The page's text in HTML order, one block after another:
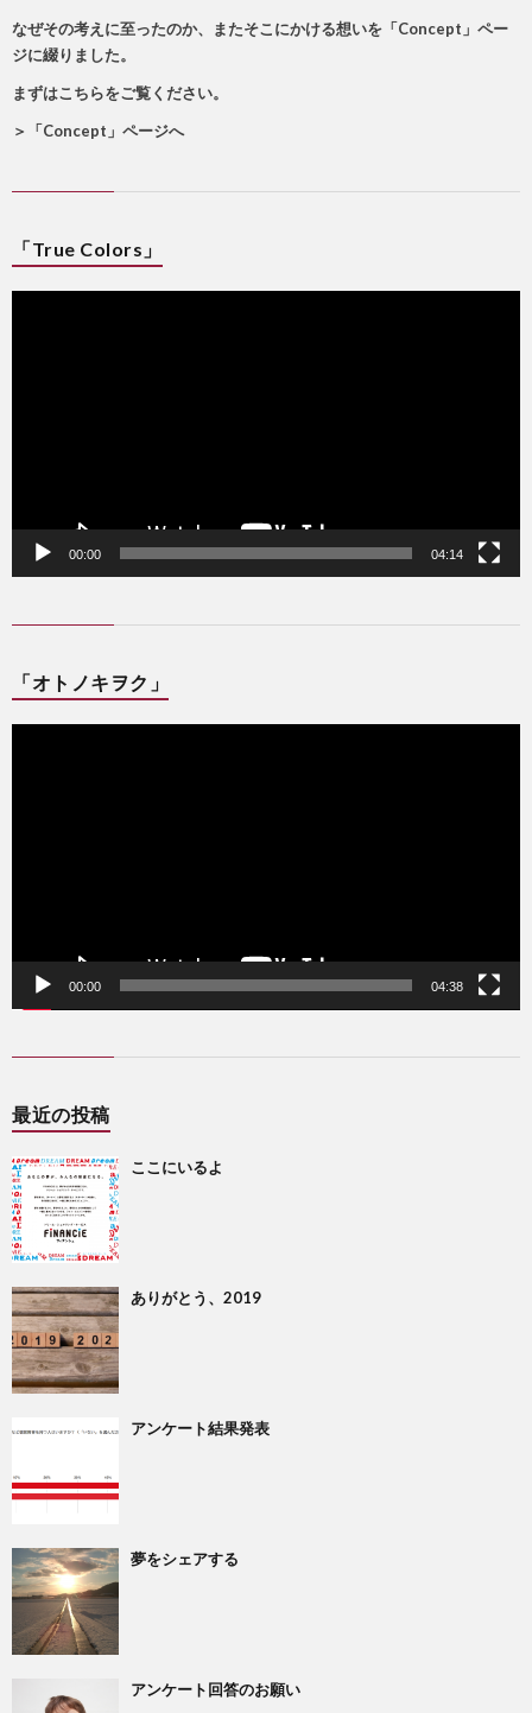
なぜその考えに至ったのか、またそこにかける想いを「Concept」ペー
ジに綴りました。
まずはこちらをご覧ください。
＞
「Concept」ページへ
「True Colors」
動
00:00 04:14
「オトノキヲク」
動
00:00 04:38
最近の投稿
ここにいるよ
ありがとう、2019
アンケート結果発表
夢をシェアする
アンケート回答のお願い